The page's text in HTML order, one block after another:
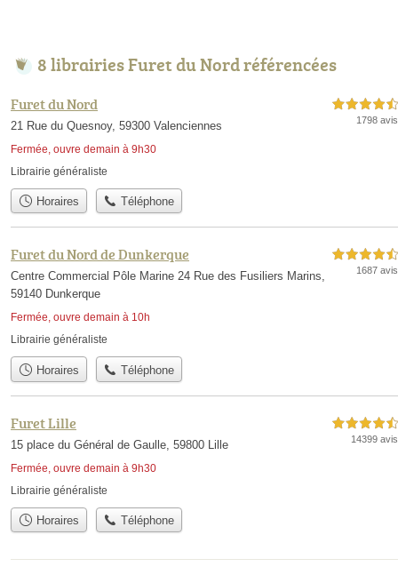
8 librairies Furet du Nord référencées
Furet du Nord
21 Rue du Quesnoy, 59300 Valenciennes
Fermée, ouvre demain à 9h30
4,5 étoiles sur 5
1798 avis
Librairie généraliste
Horaires Téléphone
Furet du Nord de Dunkerque
Centre Commercial Pôle Marine 24 Rue des Fusiliers Marins,
59140 Dunkerque
Fermée, ouvre demain à 10h
4,5 étoiles sur 5
1687 avis
Librairie généraliste
Horaires Téléphone
Furet Lille
15 place du Général de Gaulle, 59800 Lille
Fermée, ouvre demain à 9h30
4,5 étoiles sur 5
14399 avis
Librairie généraliste
Horaires Téléphone